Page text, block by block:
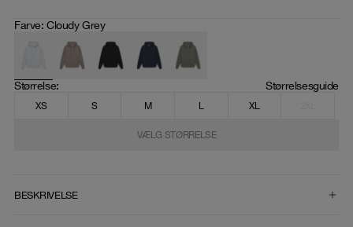
Farve:Cloudy Grey
Størrelse: Størrelsesguide
XS S M L XL
VÆLG STØRRELSE
BESKRIVELSE